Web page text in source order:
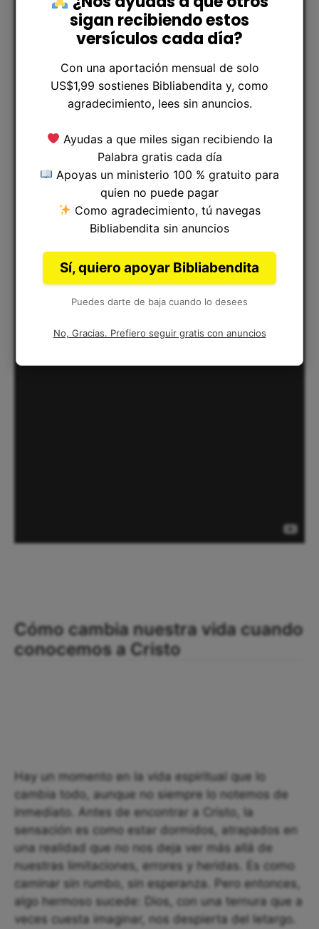
Cómo cambia nuestra vida cuando
conocemos a Cristo
Hay un momento en la vida espiritual que lo
cambia todo, aunque no siempre lo notemos de
inmediato. Antes de encontrar a Cristo, la
sensación es como estar dormidos, atrapados en
una realidad que no nos deja ver más allá de
nuestras limitaciones, errores y heridas. Es como
caminar sin rumbo, sin esperanza. Pero entonces,
algo hermoso sucede: Dios, con una ternura que a
veces cuesta imaginar, nos despierta del letargo.
sigan recibiendo estos
versículos cada día?
Con una aportación mensual de solo
US$1,99 sostienes Bibliabendita y, como
agradecimiento, lees sin anuncios.
Ayudas a que miles sigan recibiendo la
Palabra gratis cada día
Apoyas un ministerio 100 % gratuito para
quien no puede pagar
Como agradecimiento, tú navegas
Bibliabendita sin anuncios
Sí, quiero apoyar Bibliabendita
Puedes darte de baja cuando lo desees
No, Gracias. Prefiero seguir gratis con anuncios